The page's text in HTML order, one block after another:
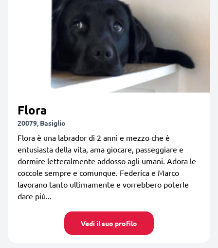
Flora
20079, Basiglio
Flora è una labrador di 2 anni e mezzo che è
entusiasta della vita, ama giocare, passeggiare e
dormire letteralmente addosso agli umani. Adora le
coccole sempre e comunque. Federica e Marco
lavorano tanto ultimamente e vorrebbero poterle
dare più...
Vedi il suo profilo